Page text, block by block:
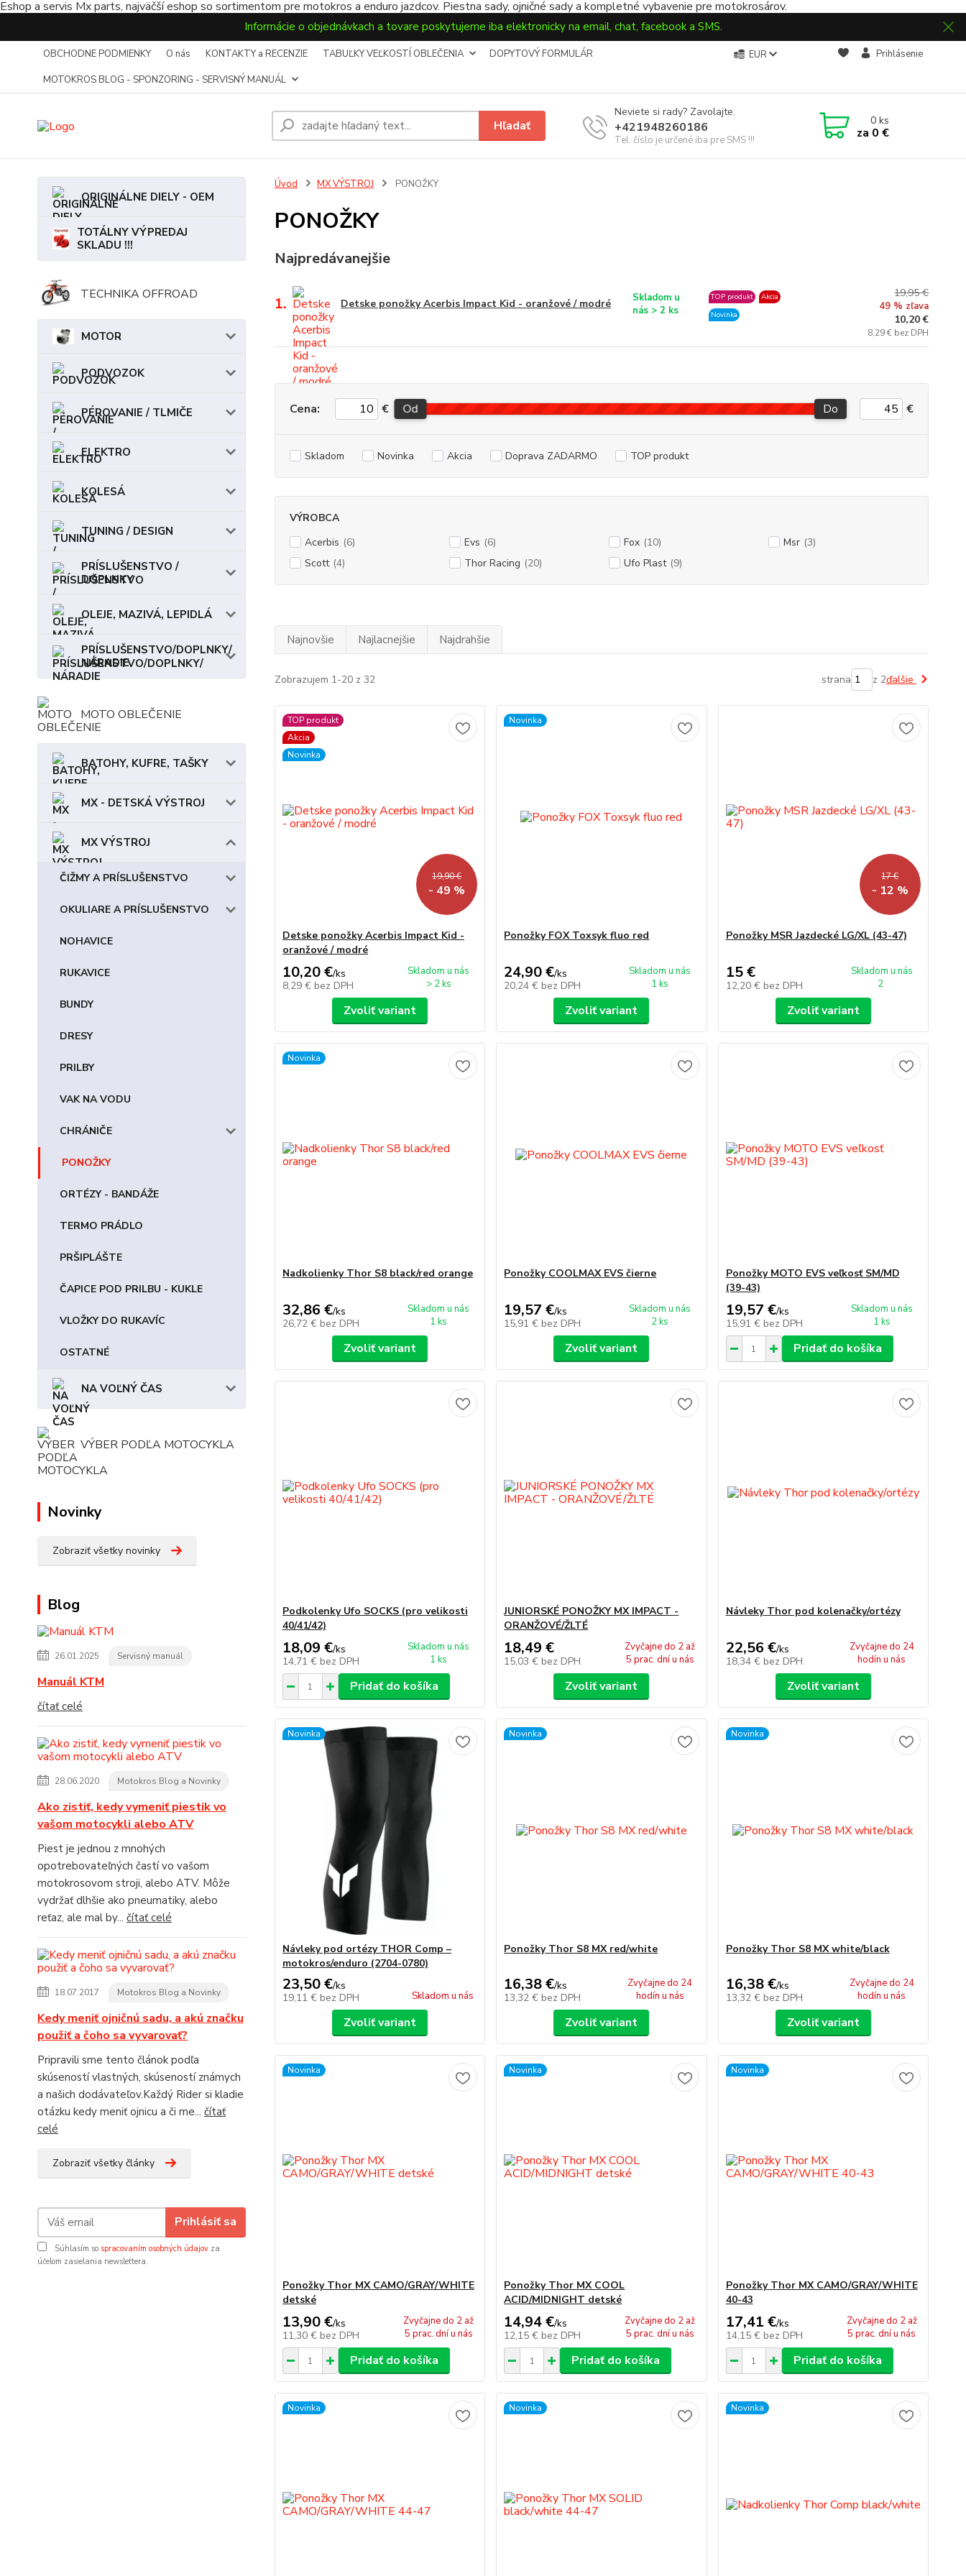
Eshop a servis Mx parts, najväčší eshop so sortimentom pre motokros a enduro jazdcov. Piestna sady, ojničné sady a kompletné vybavenie pre motokrosárov.
Informácie o objednávkach a tovare poskytujeme iba elektronicky na email, chat, facebook a SMS.
OBCHODNE PODMIENKY O nás KONTAKTY a RECENZIE TABUĽKY VEĽKOSTÍ OBLEČENIA
DOPYTOVÝ FORMULÁR
MOTOKROS BLOG - SPONZORING - SERVISNÝ MANUÁL
EUR Prihlásenie
Hľadať
Neviete si rady? Zavolajte.
+421948260186
Tel. číslo je určené iba pre SMS !!!
0ks
za 0 €
ORIGINÁLNE DIELY - OEM
TOTÁLNY VÝPREDAJ
SKLADU !!!
TECHNIKA OFFROAD
MOTOR
PODVOZOK
PÉROVANIE / TLMIČE
ELEKTRO
KOLESÁ
TUNING / DESIGN
PRÍSLUŠENSTVO /
DOPLNKY
OLEJE, MAZIVÁ, LEPIDLÁ
PRÍSLUŠENSTVO/DOPLNKY/
NÁRADIE
MOTO OBLEČENIE
BATOHY, KUFRE, TAŠKY
MX - DETSKÁ VÝSTROJ
MX VÝSTROJ
ČIŽMY A PRÍSLUŠENSTVO
OKULIARE A PRÍSLUŠENSTVO
NOHAVICE
RUKAVICE
BUNDY
DRESY
PRILBY
VAK NA VODU
CHRÁNIČE
PONOŽKY
ORTÉZY - BANDÁŽE
TERMO PRÁDLO
PRŠIPLÁŠTE
ČAPICE POD PRILBU - KUKLE
VLOŽKY DO RUKAVÍC
OSTATNÉ
NA VOĽNÝ ČAS
VÝBER PODĽA MOTOCYKLA
Novinky
Zobraziť všetky novinky
Blog
26.01.2025 Servisný manuál
Manuál KTM
čítať celé
28.06.2020 Motokros Blog a Novinky
Ako zistiť, kedy vymeniť piestik vo
vašom motocykli alebo ATV
Piest je jednou z mnohých
opotrebovateľných častí vo vašom
motokrosovom stroji, alebo ATV. Môže
vydržať dlhšie ako pneumatiky, alebo
reťaz, ale mal by... čítať celé
18.07.2017 Motokros Blog a Novinky
Kedy meniť ojničnú sadu, a akú značku
použiť a čoho sa vyvarovať?
Pripravili sme tento článok podľa
skúseností vlastných, skúseností známych
a našich dodávateľov.Každý Rider si kladie
otázku kedy meniť ojnicu a či me... čítať
celé
Zobraziť všetky články
Prihlásiť sa
Súhlasím so spracovaním osobných údajov za
účelom zasielania newslettera.
Úvod MX VÝSTROJ PONOŽKY
PONOŽKY
Najpredávanejšie
1. Detske ponožky Acerbis Impact Kid - oranžové / modré
Skladom u
nás > 2 ks
TOP produkt
Akcia
Novinka
19,95 €
49 % zľava
10,20 €
8,29 € bez DPH
Cena: € Od Do €
Skladom Novinka Akcia Doprava ZADARMO TOP produkt
VÝROBCA
Acerbis (6) Evs (6) Fox (10) Msr (3)
Scott (4) Thor Racing (20) Ufo Plast (9)
Najnovšie Najlacnejšie Najdrahšie
Zobrazujem 1-20 z 32 strana z 2ďalšie
TOP produkt
Akcia
Novinka
19,90 €
- 49 %
Detske ponožky Acerbis Impact Kid -
oranžové / modré
10,20 €/ks
8,29 € bez DPH
Skladom u nás
> 2 ks
Zvoliť variant
Novinka
Ponožky FOX Toxsyk fluo red
24,90 €/ks
20,24 € bez DPH
Skladom u nás
1 ks
Zvoliť variant
17 €
- 12 %
Ponožky MSR Jazdecké LG/XL (43-47)
15 €
12,20 € bez DPH
Skladom u nás
2
Zvoliť variant
Novinka
Nadkolienky Thor S8 black/red orange
32,86 €/ks
26,72 € bez DPH
Skladom u nás
1 ks
Zvoliť variant
Ponožky COOLMAX EVS čierne
19,57 €/ks
15,91 € bez DPH
Skladom u nás
2 ks
Zvoliť variant
Ponožky MOTO EVS veľkosť SM/MD
(39-43)
19,57 €/ks
15,91 € bez DPH
Skladom u nás
1 ks
Pridať do košíka
Podkolenky Ufo SOCKS (pro velikosti
40/41/42)
18,09 €/ks
14,71 € bez DPH
Skladom u nás
1 ks
Pridať do košíka
JUNIORSKÉ PONOŽKY MX IMPACT -
ORANŽOVÉ/ŽLTÉ
18,49 €
15,03 € bez DPH
Zvyčajne do 2 až
5 prac. dní u nás
Zvoliť variant
Návleky Thor pod kolenačky/ortézy
22,56 €/ks
18,34 € bez DPH
Zvyčajne do 24
hodín u nás
Zvoliť variant
Novinka
Návleky pod ortézy THOR Comp –
motokros/enduro (2704-0780)
23,50 €/ks
19,11 € bez DPH Skladom u nás
Zvoliť variant
Novinka
Ponožky Thor S8 MX red/white
16,38 €/ks
13,32 € bez DPH
Zvyčajne do 24
hodín u nás
Zvoliť variant
Novinka
Ponožky Thor S8 MX white/black
16,38 €/ks
13,32 € bez DPH
Zvyčajne do 24
hodín u nás
Zvoliť variant
Novinka
Ponožky Thor MX CAMO/GRAY/WHITE
detské
13,90 €/ks
11,30 € bez DPH
Zvyčajne do 2 až
5 prac. dní u nás
Pridať do košíka
Novinka
Ponožky Thor MX COOL
ACID/MIDNIGHT detské
14,94 €/ks
12,15 € bez DPH
Zvyčajne do 2 až
5 prac. dní u nás
Pridať do košíka
Novinka
Ponožky Thor MX CAMO/GRAY/WHITE
40-43
17,41 €/ks
14,15 € bez DPH
Zvyčajne do 2 až
5 prac. dní u nás
Pridať do košíka
Novinka Novinka Novinka